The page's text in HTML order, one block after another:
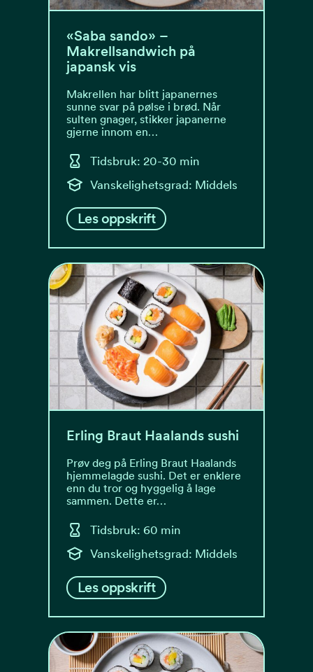
«Saba sando» –
Makrellsandwich på
japansk vis
Makrellen har blitt japanernes
sunne svar på pølse i brød. Når
sulten gnager, stikker japanerne
gjerne innom en…
Tidsbruk: 20-30 min
Vanskelighetsgrad: Middels
Les oppskrift
Erling Braut Haalands sushi
Prøv deg på Erling Braut Haalands
hjemmelagde sushi. Det er enklere
enn du tror og hyggelig å lage
sammen. Dette er…
Tidsbruk: 60 min
Vanskelighetsgrad: Middels
Les oppskrift